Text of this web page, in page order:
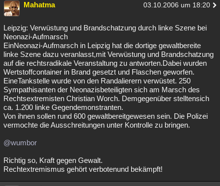
Mahatma 03.10.2006 um 18:20
Leipzig: Verwüstung und Brandschatzung durch linke Szene bei
Neonazi-Aufmarsch
EinNeonazi-Aufmarsch in Leipzig hat die dortige gewaltbereite
linke Szene dazu veranlasst,mit Verwüstung und Brandschatzung
auf die rechtsradikale Veranstaltung zu antworten.Dabei wurden
Wertstoffcontainer in Brand gesetzt und Flaschen geworfen.
EineTankstelle wurde von den Randalierern verwüstet. 250
Sympathisanten der Neonazisbeteiligten sich am Marsch des
Rechtsextremisten Christian Worch. Demgegenüber stelltensich
ca. 1.200 linke Gegendemonstranten.
Von ihnen sollen rund 600 gewaltbereitgewesen sein. Die Polizei
vermochte die Ausschreitungen unter Kontrolle zu bringen.
@wumbor
Richtig so, Kraft gegen Gewalt.
Rechtextremismus gehört verbotenund bekämpft!